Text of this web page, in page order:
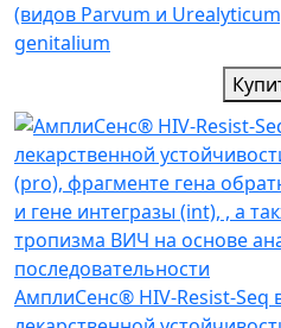
(видов Parvum и
genitalium
АмплиСенс® HIV-Resist-Seq